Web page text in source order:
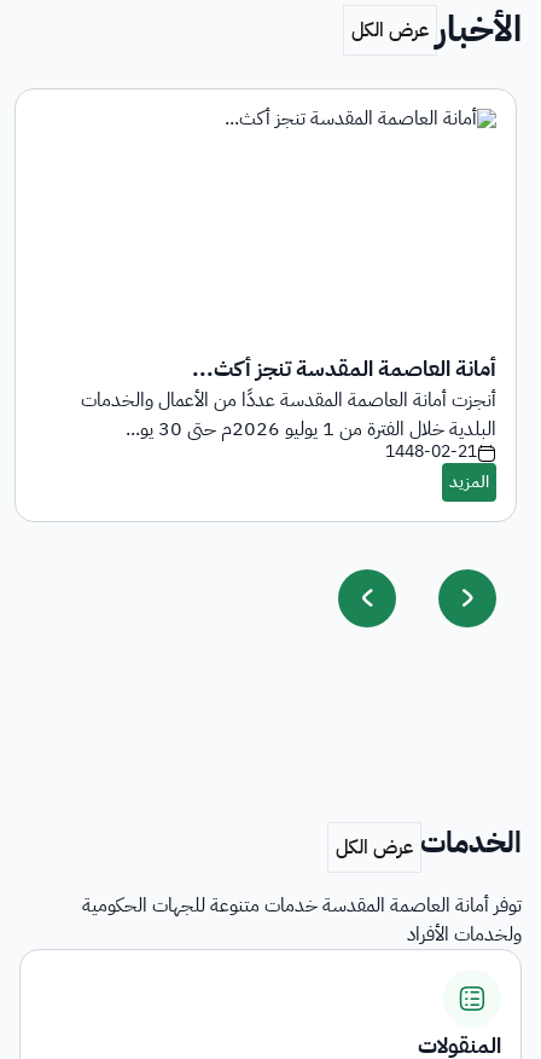
الأخبار
أمانة العاصمة المقدسة تنجز أكث...
أنجزت أمانة العاصمة المقدسة عددًا من الأعمال والخدمات
البلدية خلال الفترة من 1 يوليو 2026م حتى 30 يو...
1448-02-21
الخدمات
توفر أمانة العاصمة المقدسة خدمات متنوعة للجهات الحكومية
ولخدمات الأفراد